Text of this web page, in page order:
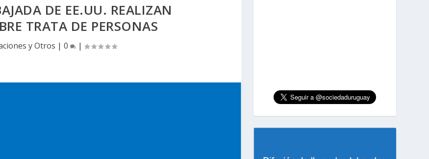
DE EE.UU. REALIZAN
TRATA DE PERSONAS
y Otros |0 |